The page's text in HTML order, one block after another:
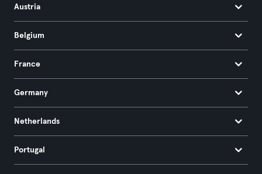
Austria
Belgium
France
Germany
Netherlands
Portugal